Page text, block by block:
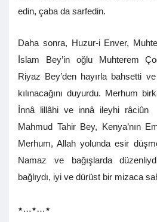
edin, çaba da sarfedin.
Daha sonra, Huzur-i Enver,
İslam Bey’in oğlu Muhterem
Riyaz Bey’den hayırla bahsetti
kılınacağını duyurdu. Merhum
İnnâ lillâhi ve innâ ileyhi râciûn
Mahmud Tahir Bey, Kenya’nın
Merhum, Allah yolunda esir
Namaz ve bağışlarda
bağlıydı, iyi ve dürüst bir mizaca
٭…٭…٭